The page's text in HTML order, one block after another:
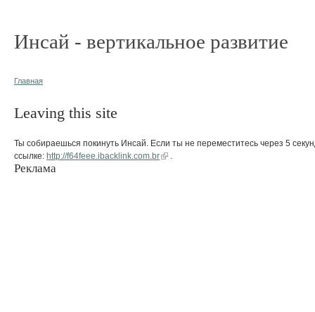
Инсай - вертикальное развитие
Главная
Leaving this site
Ты собираешься покинуть Инсай. Если ты не переместитесь через 5
ссылке: http://f64feee.ibacklink.com.br
Реклама